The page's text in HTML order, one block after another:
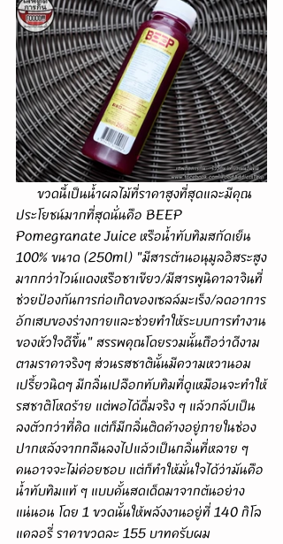
ประโยชน์มากที่สุดนั่นคือ BEEP
Pomegranate Juice หรือน้ำทับทิมสกัดเย็น
100% ขนาด (250ml) "มีสารต้านอนุมูลอิสระสูง
มากกว่าไวน์แดงหรือชาเขียว/มีสารพูนิคาลาจินที่
ช่วยป้องกันการก่อเกิดของเซลล์มะเร็ง/ลดอาการ
อักเสบของร่างกายและช่วยทำให้ระบบการทำงาน
ของหัวใจดีขึ้น" สรรพคุณโดยรวมนั้นถือว่าดีงาม
ตามราคาจริงๆ ส่วนรสชาตินั้นมีความหวานอม
เปรี้ยวนิดๆ มีกลิ่นเปลือกทับทิมที่ดูเหมือนจะทำให้
รสชาติโหดร้าย แต่พอได้ดื่มจริง ๆ แล้วกลับเป็น
ลงตัวกว่าที่คิด แต่ก็มีกลิ่นติดค้างอยู่ภายในช่อง
ปากหลังจากกลืนลงไปแล้วเป็นกลิ่นที่หลาย ๆ
คนอาจจะไม่ค่อยชอบ แต่ก็ทำให้มั่นใจได้ว่ามันคือ
น้ำทับทิมแท้ ๆ แบบคั้นสดเด็ดมาจากต้นอย่าง
แน่นอน โดย 1 ขวดนั้นให้พลังงานอยู่ที่ 140 กิโล
แคลอรี่ ราคาขวดละ 155 บาทครับผม